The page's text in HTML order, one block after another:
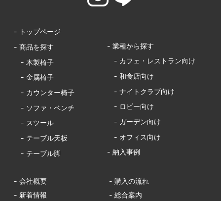
- トップページ
- 商品を探す
- 木製椅子
- 金属椅子
- カウンター椅子
- ソファ・ベンチ
- スツール
- テーブル天板
- テーブル脚
- 業種から探す
- カフェ・レストラン向け
- 和食店向け
- ナイトクラブ向け
- ロビー向け
- ガーデン向け
- オフィス向け
- 納入事例
- 会社概要
- 購入の流れ
- 新着情報
- 総合案内